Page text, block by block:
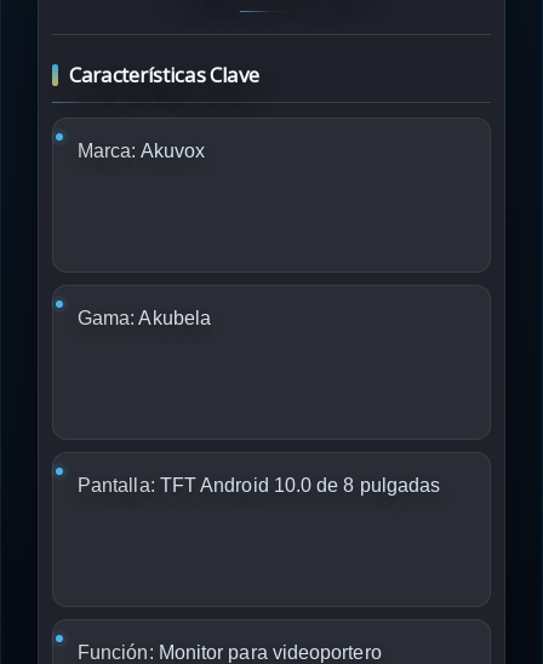
Características Clave
Marca: Akuvox
Gama: Akubela
Pantalla: TFT Android 10.0 de 8 pulgadas
Función: Monitor para videoportero